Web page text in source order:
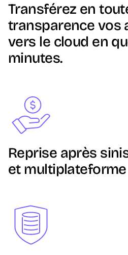
Transférez en
transparence vos
vers le cloud en
minutes.
Image
Reprise après
et multiplateforme
Image